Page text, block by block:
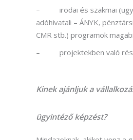
– irodai és szakmai
adóhivatali – ÁNYK,
CMR stb.) programok
– projektekben való
Kinek ajánljuk a
ügyintéző képzést?